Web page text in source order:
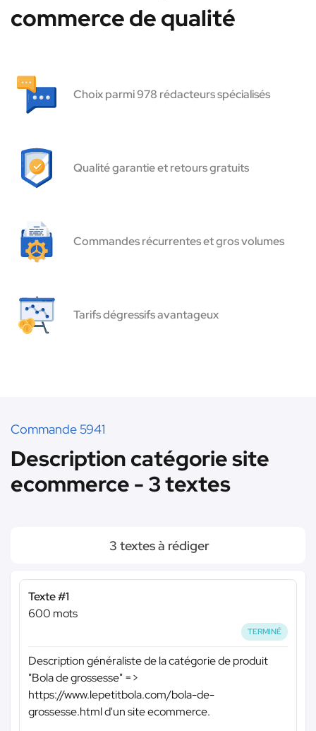
commerce de qualité
Choix parmi 978 rédacteurs spécialisés
Qualité garantie et retours gratuits
Commandes récurrentes et gros volumes
Tarifs dégressifs avantageux
Commande 5941
Description catégorie site
ecommerce - 3 textes
3 textes à rédiger
Texte #1
600 mots
TERMINÉ
Description généraliste de la catégorie de produit
"Bola de grossesse" =>
https://www.lepetitbola.com/bola-de-
grossesse.html d'un site ecommerce.